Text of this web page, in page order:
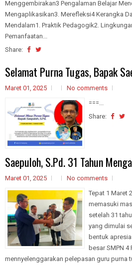
Menggembirakan3 Pengalaman Belajar
Mengaplikasikan3. Merefleksi4 Kerangka
Mendalam1. Praktik Pedagogik2.
Pemanfaatan...
Share:
Selamat Purna Tugas, Bapak
Maret 01, 2025
No comments
===...
Share:
Saepuloh, S.Pd. 31 Tahun
Maret 01, 2025
No comments
Tepat 1 Maret
memasuki
setelah 31
yang dimulai
bentuk
besar SMPN 4
mennyelenggarakan pelepasan guru purna